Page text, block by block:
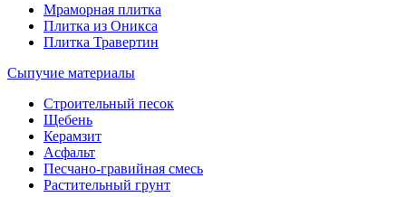
Мраморная плитка
Плитка из Оникса
Плитка Травертин
Сыпучие материалы
Строительный песок
Щебень
Керамзит
Асфальт
Песчано-гравийная смесь
Растительный грунт